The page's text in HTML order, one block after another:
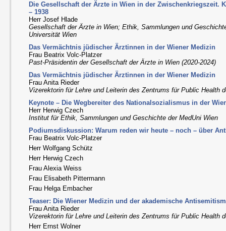
Die Gesellschaft der Ärzte in Wien in der Zwischenkriegszeit.
– 1938
Herr Josef Hlade
Gesellschaft der Ärzte in Wien; Ethik, Sammlungen und
Universität Wien
Das Vermächtnis jüdischer Ärztinnen in der Wiener Medizin
Frau Beatrix Volc-Platzer
Past-Präsidentin der Gesellschaft der Ärzte in Wien (2020-2024)
Das Vermächtnis jüdischer Ärztinnen in der Wiener Medizin
Frau Anita Rieder
Vizerektorin für Lehre und Leiterin des Zentrums für Public Health
Keynote – Die Wegbereiter des Nationalsozialismus in der
Herr Herwig Czech
Institut für Ethik, Sammlungen und Geschichte der MedUni Wien
Podiumsdiskussion: Warum reden wir heute – noch – über
Frau Beatrix Volc-Platzer
Herr Wolfgang Schütz
Herr Herwig Czech
Frau Alexia Weiss
Frau Elisabeth Pittermann
Frau Helga Embacher
Teaser: Die Wiener Medizin und der akademische
Frau Anita Rieder
Vizerektorin für Lehre und Leiterin des Zentrums für Public Health
Herr Ernst Wolner